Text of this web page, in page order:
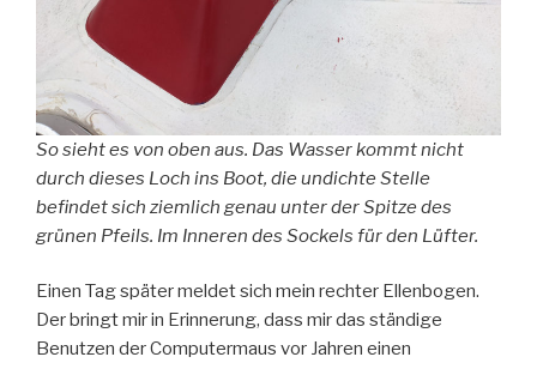
So sieht es von oben aus. Das Wasser kommt nicht
durch dieses Loch ins Boot, die undichte Stelle
befindet sich ziemlich genau unter der Spitze des
grünen Pfeils. Im Inneren des Sockels für den Lüfter.
Einen Tag später meldet sich mein rechter Ellenbogen.
Der bringt mir in Erinnerung, dass mir das ständige
Benutzen der Computermaus vor Jahren einen